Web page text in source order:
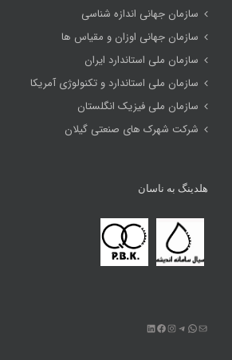
سازمان جهانی اندازه شناسی
سازمان جهانی اوزان و مقیاس ها
سازمان ملی استاندارد ایران
سازمان ملی استاندارد و تکنولوژی آمریکا
سازمان ملی فیزیک انگلستان
شرکت شهرک های صنعتی گیلان
هلدینگ به ناسان
ایمیل واتس‌اپ
تلگراماینستاگرم
فیس‌بوک